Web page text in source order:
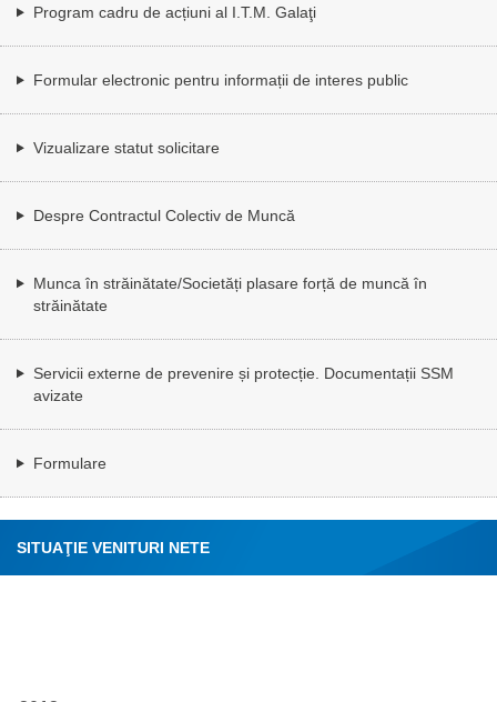
Program cadru de acțiuni al I.T.M. Galaţi
Formular electronic pentru informații de interes public
Vizualizare statut solicitare
Despre Contractul Colectiv de Muncă
Munca în străinătate/Societăți plasare forță de muncă în
străinătate
Servicii externe de prevenire și protecție. Documentații SSM
avizate
Formulare
SITUAŢIE VENITURI NETE